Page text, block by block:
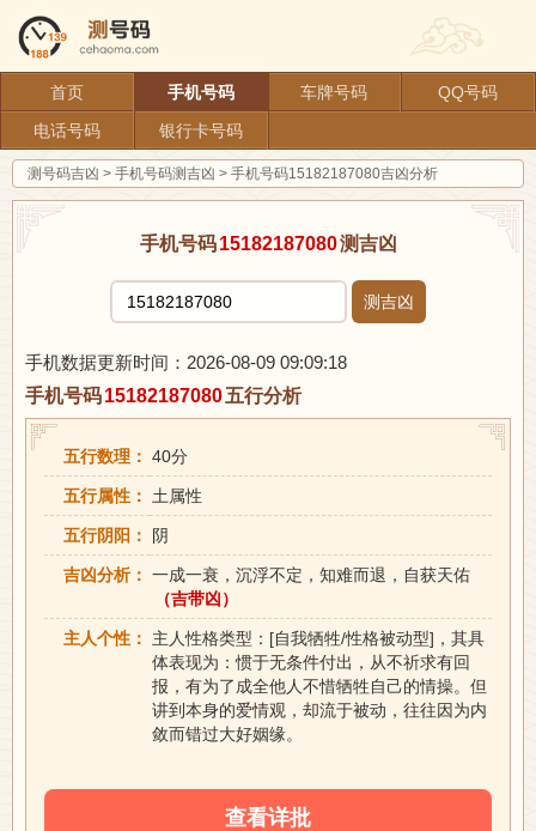
首页 手机号码 车牌号码
QQ号码
电话号码
银行卡号码
测号码吉凶 > 手机号码测吉凶 > 手机号码15182187080吉凶分析
手机号码 15182187080测吉凶
测吉凶
手机数据更新时间：2026-08-09 09:09:18
手机号码15182187080五行分析
五行数理： 40分
五行属性： 土属性
五行阴阳： 阴
吉凶分析： 一成一衰，沉浮不定，知难而退，自获天佑
（吉带凶）
主人个性：
主人性格类型：[自我牺牲/性格被动型]，其具
体表现为：惯于无条件付出，从不祈求有回
报，有为了成全他人不惜牺牲自己的情操。但
讲到本身的爱情观，却流于被动，往往因为内
敛而错过大好姻缘。
查看详批